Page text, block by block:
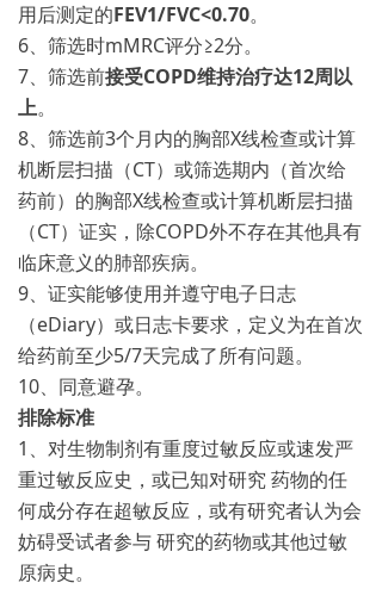
用后测定的FEV1/FVC<0.70。
6、筛选时mMRC评分≥2分。
7、筛选前接受COPD维持治疗达12周以
上。
8、筛选前3个月内的胸部X线检查或计算
机断层扫描（CT）或筛选期内（首次给
药前）的胸部X线检查或计算机断层扫描
（CT）证实，除COPD外不存在其他具有
临床意义的肺部疾病。
9、证实能够使用并遵守电子日志
（eDiary）或日志卡要求，定义为在首次
给药前至少5/7天完成了所有问题。
10、同意避孕。
排除标准
1、对生物制剂有重度过敏反应或速发严
重过敏反应史，或已知对研究 药物的任
何成分存在超敏反应，或有研究者认为会
妨碍受试者参与 研究的药物或其他过敏
原病史。